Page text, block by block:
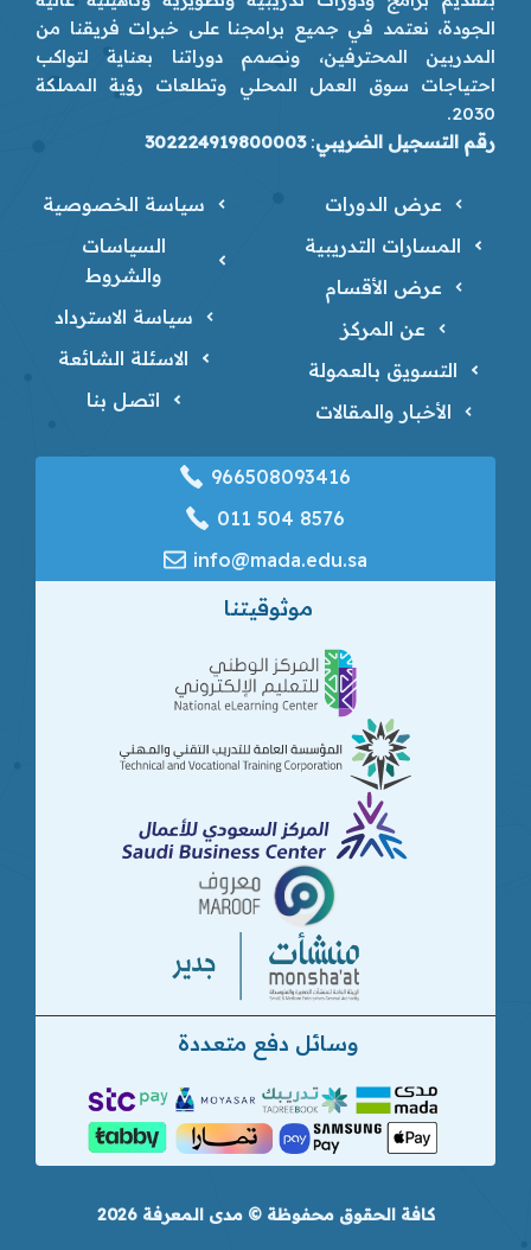
الجودة، نعتمد في جميع برامجنا على خبرات فريقنا من
المدربين المحترفين، ونصمم دوراتنا بعناية لتواكب
احتياجات سوق العمل المحلي وتطلعات رؤية المملكة
2030.
رقم التسجيل الضريبي:
302224919800003
عرض الدورات
المسارات التدريبية
عرض الأقسام
عن المركز
التسويق بالعمولة
الأخبار والمقالات
سياسة الخصوصية
السياسات
والشروط
سياسة الاسترداد
الاسئلة الشائعة
اتصل بنا
966508093416
‎011 504 8576
info@mada.edu.sa
موثوقيتنا
وسائل دفع متعددة
كافة الحقوق محفوظة © مدى المعرفة 2026